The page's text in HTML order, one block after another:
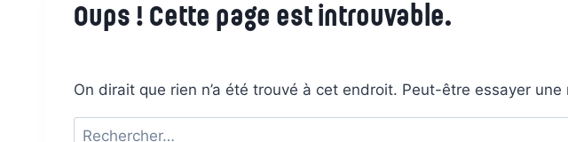
Oups ! Cette page est introuvable.
On dirait que rien n’a été trouvé à cet endroit. Peut-être essayer une
Rechercher :